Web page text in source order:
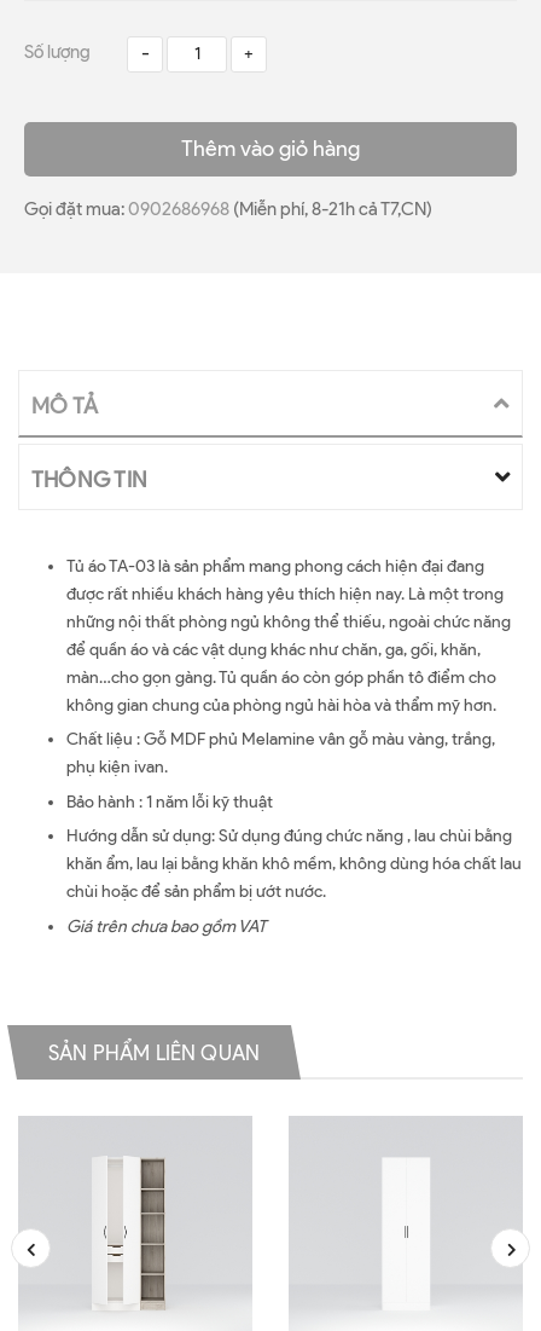
Số lượng - +
Thêm vào giỏ hàng
Gọi đặt mua:0902686968 (Miễn phí, 8-21h cả T7,CN)
MÔ TẢ
THÔNG TIN
Tủ áo TA-03 là sản phẩm mang phong cách hiện đại đang
được rất nhiều khách hàng yêu thích hiện nay. Là một trong
những nội thất phòng ngủ không thể thiếu, ngoài chức năng
để quần áo và các vật dụng khác như chăn, ga, gối, khăn,
màn…cho gọn gàng. Tủ quần áo còn góp phần tô điểm cho
không gian chung của phòng ngủ hài hòa và thẩm mỹ hơn.
Chất liệu : Gỗ MDF phủ Melamine vân gỗ màu vàng, trắng,
phụ kiện ivan.
Bảo hành : 1 năm lỗi kỹ thuật
Hướng dẫn sử dụng: Sử dụng đúng chức năng , lau chùi bằng
khăn ẩm, lau lại bằng khăn khô mềm, không dùng hóa chất lau
chùi hoặc để sản phẩm bị ướt nước.
Giá trên chưa bao gồm VAT
SẢN PHẨM LIÊN QUAN